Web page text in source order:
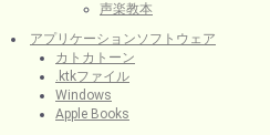
声楽教本
アプリケーションソフトウェア
カトカトーン
.ktkファイル
Windows
Apple Books